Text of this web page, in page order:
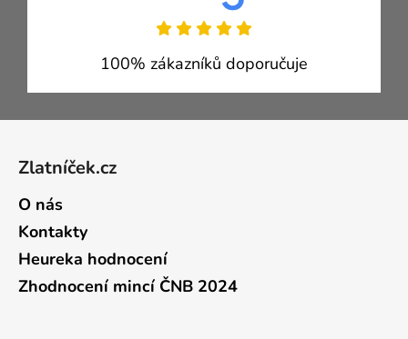
100% zákazníků doporučuje
Zlatníček.cz
O nás
Kontakty
Heureka hodnocení
Zhodnocení mincí ČNB 2024